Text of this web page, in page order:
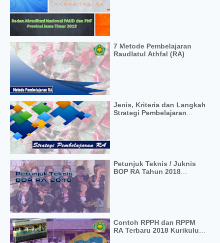
7 Metode Pembelajaran
Raudlatul Athfal (RA)
Jenis, Kriteria dan Langkah
Strategi Pembelajaran
Petunjuk Teknis / Juknis
BOP RA Tahun 2018
Contoh RPPH dan RPPM
RA Terbaru 2018 Kurikulum